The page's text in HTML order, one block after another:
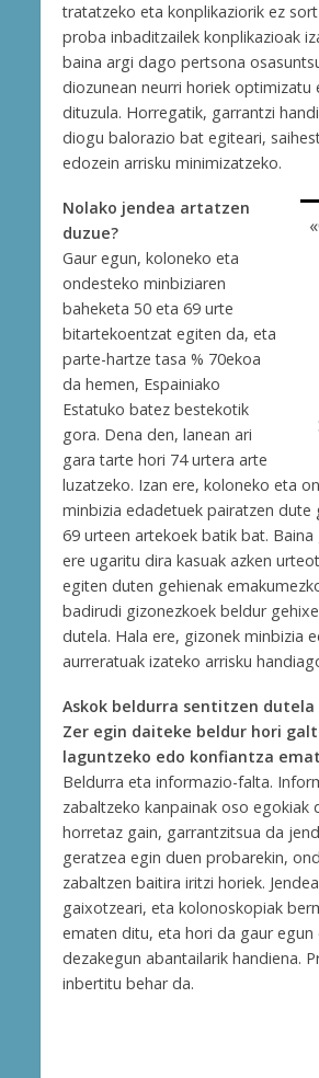
tratatzeko eta konplikaziorik ez
proba inbaditzailek konplikazioak
baina argi dago pertsona
diozunean neurri horiek optimizatu
dituzula. Horregatik, garrantzi
diogu balorazio bat egiteari,
edozein arrisku minimizatzeko.
Nolako jendea artatzen
duzue?
Gaur egun, koloneko eta
ondesteko minbiziaren
baheketa 50 eta 69 urte
bitartekoentzat egiten da, eta
parte-hartze tasa % 70ekoa
da hemen, Espainiako
Estatuko batez bestekotik
gora. Dena den, lanean ari
gara tarte hori 74 urtera arte
luzatzeko. Izan ere, koloneko eta
minbizia edadetuek pairatzen dute
69 urteen artekoek batik bat. Baina
ere ugaritu dira kasuak azken
egiten duten gehienak
badirudi gizonezkoek beldur
dutela. Hala ere, gizonek minbizia
aurreratuak izateko arrisku
Askok beldurra sentitzen
Zer egin daiteke beldur hori
laguntzeko edo konfiantza
Beldurra eta informazio-falta.
zabaltzeko kanpainak oso egokiak
horretaz gain, garrantzitsua da
geratzea egin duen probarekin,
zabaltzen baitira iritzi horiek.
gaixotzeari, eta kolonoskopiak
ematen ditu, eta hori da gaur egun
dezakegun abantailarik handiena.
inbertitu behar da.